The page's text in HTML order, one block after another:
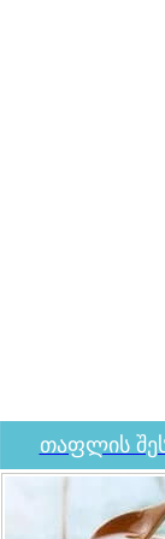
თაფლის